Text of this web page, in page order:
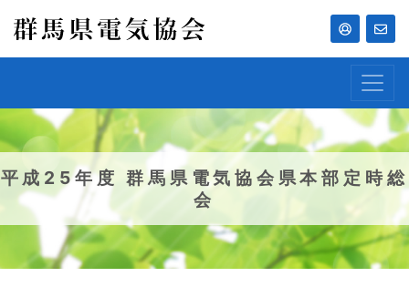
平成25年度 群馬県電気協会県本部定時総
会